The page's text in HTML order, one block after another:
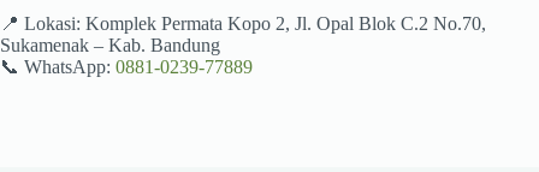
📍 Lokasi: Komplek Permata Kopo 2, Jl. Opal Blok C.2 No.70,
Sukamenak – Kab. Bandung
📞 WhatsApp: 0881-0239-77889